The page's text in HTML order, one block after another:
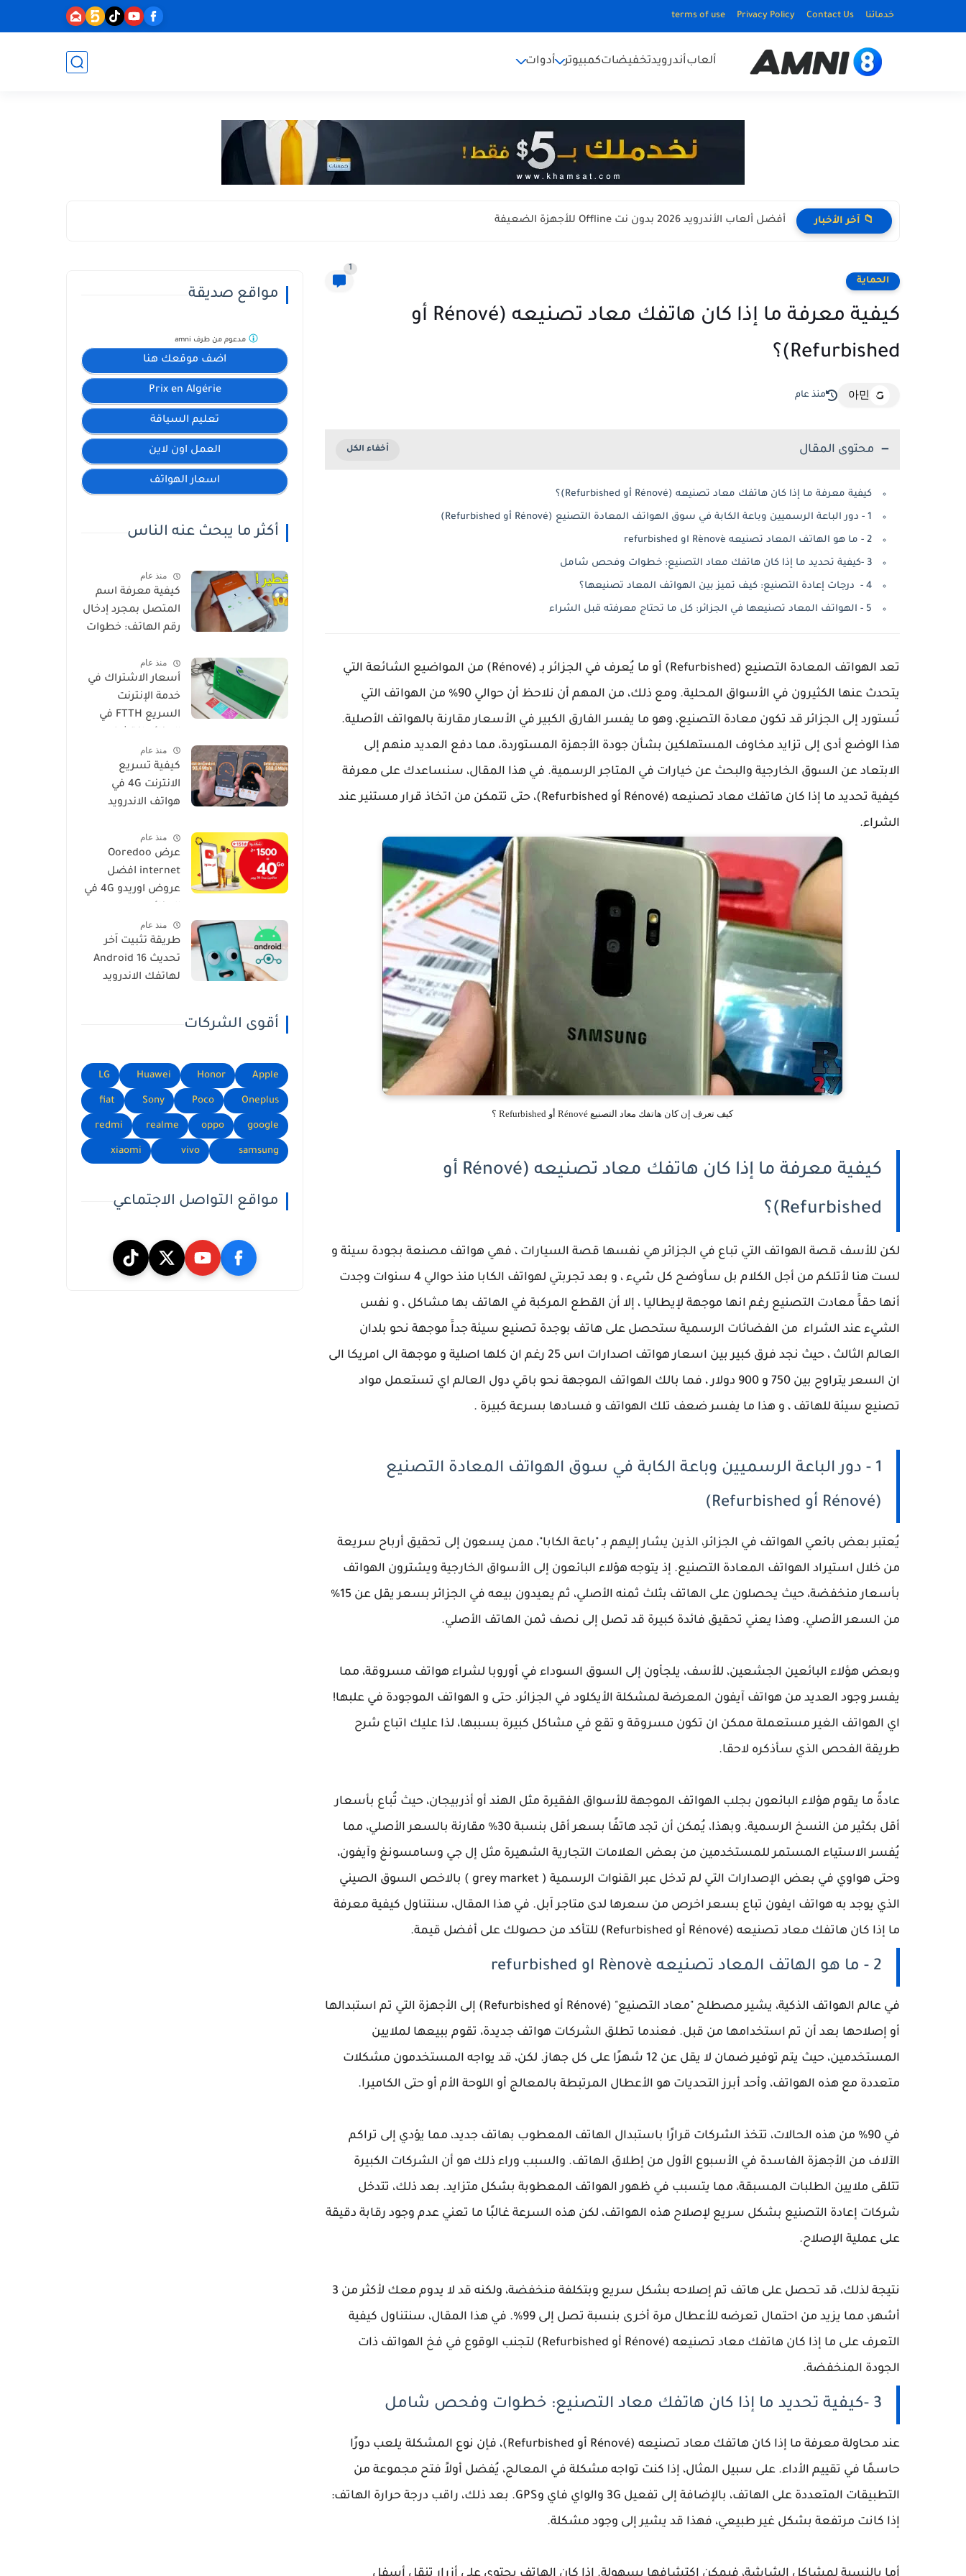
خدماتنا Contact Us
Privacy Policy
terms of use
ألعابأندرويدتخفيضاتكمبيوتر أدوات
📁 آخر الأخبار أفضل ألعاب الأندرويد 2026 بدون نت Offline للأجهزة الضعيفة
الحماية
1
كيفية معرفة ما إذا كان هاتفك معاد تصنيعه (Rénové أو
Refurbished)؟
아민 منذ عام
محتوى المقال
كيفية معرفة ما إذا كان هاتفك معاد تصنيعه (Rénové أو Refurbished)؟
1 - دور الباعة الرسميين وباعة الكابة في سوق الهواتف المعادة التصنيع (Rénové أو Refurbished)
2 - ما هو الهاتف المعاد تصنيعه Rènovè او refurbished
3 -كيفية تحديد ما إذا كان هاتفك معاد التصنيع: خطوات وفحص شامل
4 - درجات إعادة التصنيع: كيف تميز بين الهواتف المعاد تصنيعها؟
5 - الهواتف المعاد تصنيعها في الجزائر: كل ما تحتاج معرفته قبل الشراء
تعد الهواتف المعادة التصنيع (Refurbished) أو ما يُعرف في الجزائر بـ (Rénové) من المواضيع الشائعة التي
يتحدث عنها الكثيرون في الأسواق المحلية. ومع ذلك، من المهم أن نلاحظ أن حوالي 90% من الهواتف التي
تُستورد إلى الجزائر قد تكون معادة التصنيع، وهو ما يفسر الفارق الكبير في الأسعار مقارنة بالهواتف الأصلية.
هذا الوضع أدى إلى تزايد مخاوف المستهلكين بشأن جودة الأجهزة المستوردة، مما دفع العديد منهم إلى
الابتعاد عن السوق الخارجية والبحث عن خيارات في المتاجر الرسمية. في هذا المقال، سنساعدك على معرفة
كيفية تحديد ما إذا كان هاتفك معاد تصنيعه (Rénové أو Refurbished)، حتى تتمكن من اتخاذ قرار مستنير عند
الشراء.
كيف تعرف إن كان هاتفك معاد التصنيع Rénové أو Refurbished ؟
كيفية معرفة ما إذا كان هاتفك معاد تصنيعه (Rénové أو
Refurbished)؟
لكن للأسف قصة الهواتف التي تباع في الجزائر هي نفسها قصة السيارات ، فهي هواتف مصنعة بجودة سيئة و
لست هنا لأتلكم من أجل الكلام بل سأوضح كل شيء ، و بعد تجربتي لهواتف الكابا منذ حوالي 4 سنوات وجدت
أنها حقاََ معادت التصنيع رغم انها موجهة لإيطاليا ، إلا أن القطع المركبة في الهاتف بها مشاكل ، و نفس
الشيء عند الشراء من الفضائات الرسمية ستحصل على هاتف بوجدة تصنيع سيئة جداََ موجهة نحو بلدان
العالم الثالث ، حيث نجد فرق كبير بين اسعار هواتف اصدارات اس 25 رغم ان كلها اصلية و موجهة الى امريكا الى
ان السعر يتراوح بين 750 و 900 دولار ، فما بالك الهواتف الموجهة نحو باقي دول العالم اي تستعمل مواد
تصنيع سيئة للهاتف ، و هذا ما يفسر ضعف تلك الهواتف و فسادها بسرعة كبيرة .
1 - دور الباعة الرسميين وباعة الكابة في سوق الهواتف المعادة التصنيع
(Rénové أو Refurbished)
يُعتبر بعض بائعي الهواتف في الجزائر، الذين يشار إليهم بـ "باعة الكابا"، ممن يسعون إلى تحقيق أرباح سريعة
من خلال استيراد الهواتف المعادة التصنيع. إذ يتوجه هؤلاء البائعون إلى الأسواق الخارجية ويشترون الهواتف
بأسعار منخفضة، حيث يحصلون على الهاتف بثلث ثمنه الأصلي، ثم يعيدون بيعه في الجزائر بسعر يقل عن 15%
من السعر الأصلي. وهذا يعني تحقيق فائدة كبيرة قد تصل إلى نصف ثمن الهاتف الأصلي.
وبعض هؤلاء البائعين الجشعين، للأسف، يلجأون إلى السوق السوداء في أوروبا لشراء هواتف مسروقة، مما
يفسر وجود العديد من هواتف آيفون المعرضة لمشكلة الأيكلود في الجزائر. حتى و الهواتف الموجودة في علبها!
اي الهواتف الغير مستعملة ممكن ان تكون مسروقة و تقع في مشاكل كبيرة بسببها، لذا عليك اتباع شرح
طريقة الفحص الذي سأذكره لاحقا.
عادةً ما يقوم هؤلاء البائعون بجلب الهواتف الموجهة للأسواق الفقيرة مثل الهند أو أذربيجان، حيث تُباع بأسعار
أقل بكثير من النسخ الرسمية. وبهذا، يُمكن أن تجد هاتفًا بسعر أقل بنسبة 30% مقارنة بالسعر الأصلي، مما
يُفسر الاستياء المستمر للمستخدمين من بعض العلامات التجارية الشهيرة مثل إل جي وسامسونغ وآيفون،
وحتى هواوي في بعض الإصدارات التي لم تدخل عبر القنوات الرسمية ( grey market ) بالاخص السوق الصيني
الذي يوجد به هواتف ايفون تباع بسعر اخرص من سعرها لدى متاجر اَبل. في هذا المقال، سنتناول كيفية معرفة
ما إذا كان هاتفك معاد تصنيعه (Rénové أو Refurbished) للتأكد من حصولك على أفضل قيمة.
2 - ما هو الهاتف المعاد تصنيعه Rènovè او refurbished
في عالم الهواتف الذكية، يشير مصطلح "معاد التصنيع" (Rénové أو Refurbished) إلى الأجهزة التي تم استبدالها
أو إصلاحها بعد أن تم استخدامها من قبل. فعندما تطلق الشركات هواتف جديدة، تقوم ببيعها لملايين
المستخدمين، حيث يتم توفير ضمان لا يقل عن 12 شهرًا على كل جهاز. لكن، قد يواجه المستخدمون مشكلات
متعددة مع هذه الهواتف، وأحد أبرز التحديات هو الأعطال المرتبطة بالمعالج أو اللوحة الأم أو حتى الكاميرا.
في 90% من هذه الحالات، تتخذ الشركات قرارًا باستبدال الهاتف المعطوب بهاتف جديد، مما يؤدي إلى تراكم
الآلاف من الأجهزة الفاسدة في الأسبوع الأول من إطلاق الهاتف. والسبب وراء ذلك هو أن الشركات الكبيرة
تتلقى ملايين الطلبات المسبقة، مما يتسبب في ظهور الهواتف المعطوبة بشكل متزايد. بعد ذلك، تتدخل
شركات إعادة التصنيع بشكل سريع لإصلاح هذه الهواتف، لكن هذه السرعة غالبًا ما تعني عدم وجود رقابة دقيقة
على عملية الإصلاح.
نتيجة لذلك، قد تحصل على هاتف تم إصلاحه بشكل سريع وبتكلفة منخفضة، ولكنه قد لا يدوم معك لأكثر من 3
أشهر، مما يزيد من احتمال تعرضه للأعطال مرة أخرى بنسبة تصل إلى 99%. في هذا المقال، سنتناول كيفية
التعرف على ما إذا كان هاتفك معاد تصنيعه (Rénové أو Refurbished) لتجنب الوقوع في فخ الهواتف ذات
الجودة المنخفضة.
3 -كيفية تحديد ما إذا كان هاتفك معاد التصنيع: خطوات وفحص شامل
عند محاولة معرفة ما إذا كان هاتفك معاد تصنيعه (Rénové أو Refurbished)، فإن نوع المشكلة يلعب دورًا
حاسمًا في تقييم الأداء. على سبيل المثال، إذا كنت تواجه مشكلة في المعالج، يُفضل أولاً فتح مجموعة من
التطبيقات المتعددة على الهاتف، بالإضافة إلى تفعيل 3G والواي فاي وGPS. بعد ذلك، راقب درجة حرارة الهاتف:
إذا كانت مرتفعة بشكل غير طبيعي، فهذا قد يشير إلى وجود مشكلة.
مواقع صديقة
اضف موقعك هنا
Prix en Algérie
تعليم السياقة
العمل اون لاين
اسعار الهواتف
مدعوم من طرف amni
أكثر ما يبحث عنه الناس
منذ عام
كيفية معرفة اسم
المتصل بمجرد إدخال
رقم الهاتف: خطوات
منذ عام
أسعار الاشتراك في
خدمة الإنترنت
السريع FTTH في
عروض IDOOM Fibre
منذ عام
كيفية تسريع
الانترنت 4G في
هواتف الاندرويد
اوريدومنذ عام
عرض Ooredoo
internet افضل
عروض اوريدو 4G في
منذ عام
طريقة تثبيت اَخر
تحديث Android 16
لهاتفك الاندرويد
أقوى الشركات
Apple
Honor
Huawei
LG
Oneplus
Poco
Sony
fiat
google
oppo
realme
redmi
samsung
vivo
xiaomi
مواقع التواصل الاجتماعي